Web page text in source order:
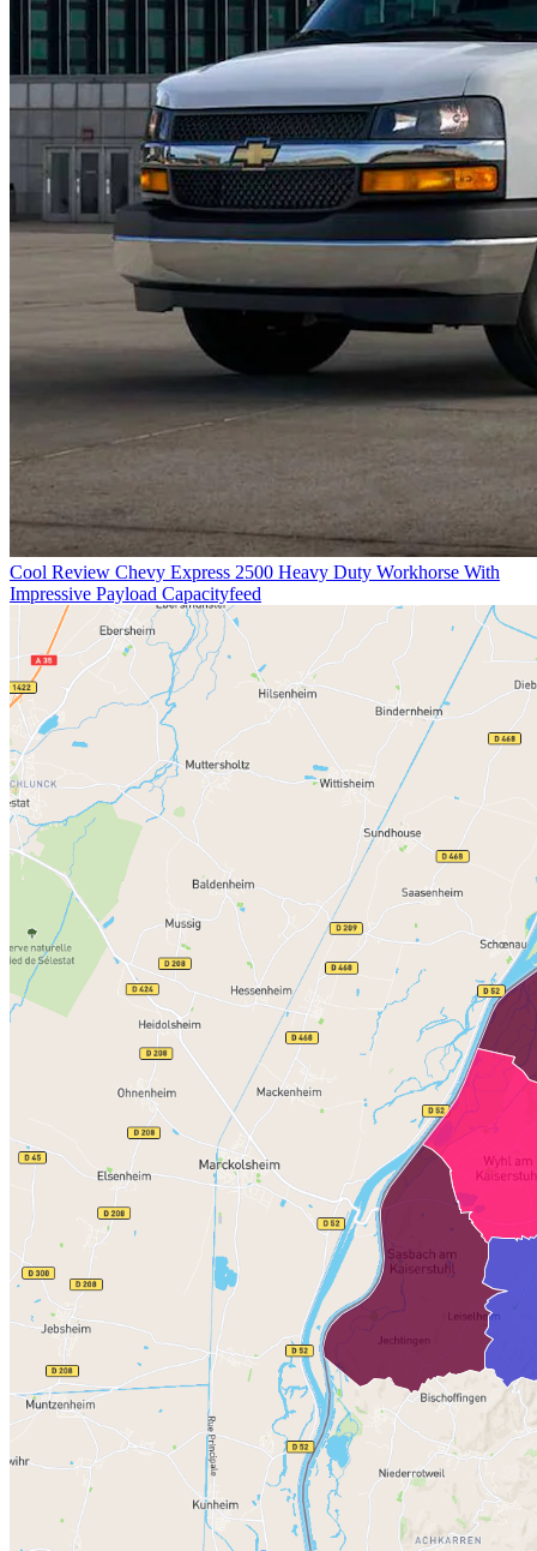
Cool Review Chevy Express 2500 Heavy Duty Workhorse With
Impressive Payload Capacityfeed